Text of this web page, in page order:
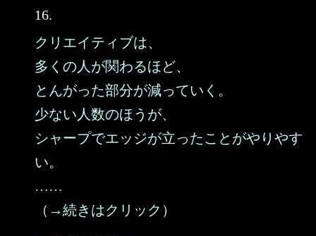
16.
クリエイティブは、
多くの人が関わるほど、
とんがった部分が減っていく。
少ない人数のほうが、
シャープでエッジが立ったことがやりやす
い。
……
（→続きはクリック）